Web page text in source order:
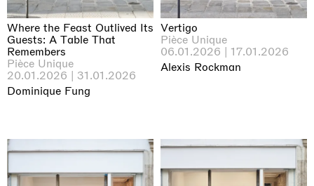
Where the Feast Outlived Its
Guests: A Table That
Remembers
Pièce Unique
20.01.2026 | 31.01.2026
Dominique Fung
Vertigo
Pièce Unique
06.01.2026 | 17.01.2026
Alexis Rockman